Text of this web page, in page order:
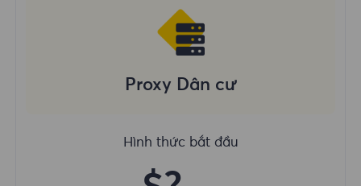
Proxy Dân cư
Hình thức bắt đầu